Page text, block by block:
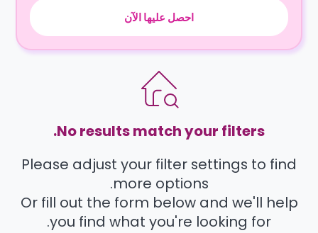
احصل عليها الآن
No results match your filters.
Please adjust your filter settings to find
more options.
Or fill out the form below and we'll help
you find what you're looking for.